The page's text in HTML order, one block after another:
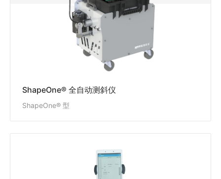
DataMint® Tunnel隧洞监测系统
DataMint® HAT手机端APP
DataMint® TiltPath测斜仪APP
DataMint® TiltPath全自动测斜仪APP
ShapeOne® 全自动测斜仪
ShapeOne® 型
查看详情
测斜仪(智能蓝牙)
GN-1型